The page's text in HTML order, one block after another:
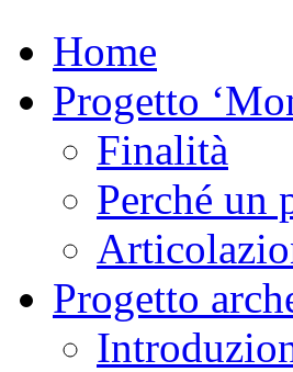
Home
Progetto
Finalità
Perché un
Progetto